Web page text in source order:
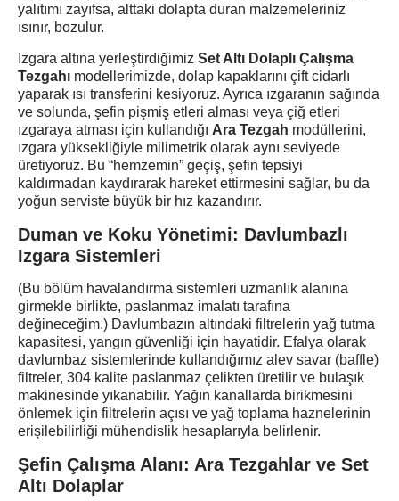
yalıtımı zayıfsa, alttaki dolapta duran malzemeleriniz
ısınır, bozulur.
Izgara altına yerleştirdiğimiz Set Altı Dolaplı Çalışma
Tezgahı modellerimizde, dolap kapaklarını çift cidarlı
yaparak ısı transferini kesiyoruz. Ayrıca ızgaranın sağında
ve solunda, şefin pişmiş etleri alması veya çiğ etleri
ızgaraya atması için kullandığı Ara Tezgah modüllerini,
ızgara yüksekliğiyle milimetrik olarak aynı seviyede
üretiyoruz. Bu “hemzemin” geçiş, şefin tepsiyi
kaldırmadan kaydırarak hareket ettirmesini sağlar, bu da
yoğun serviste büyük bir hız kazandırır.
Duman ve Koku Yönetimi: Davlumbazlı
Izgara Sistemleri
(Bu bölüm havalandırma sistemleri uzmanlık alanına
girmekle birlikte, paslanmaz imalatı tarafına
değineceğim.) Davlumbazın altındaki filtrelerin yağ tutma
kapasitesi, yangın güvenliği için hayatidir. Efalya olarak
davlumbaz sistemlerinde kullandığımız alev savar (baffle)
filtreler, 304 kalite paslanmaz çelikten üretilir ve bulaşık
makinesinde yıkanabilir. Yağın kanallarda birikmesini
önlemek için filtrelerin açısı ve yağ toplama haznelerinin
erişilebilirliği mühendislik hesaplarıyla belirlenir.
Şefin Çalışma Alanı: Ara Tezgahlar ve Set
Altı Dolaplar